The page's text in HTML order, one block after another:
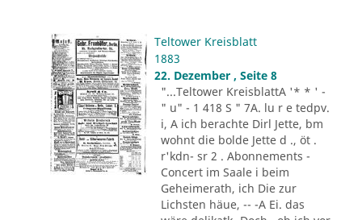
Teltower Kreisblatt
1883
22. Dezember , Seite 8
"...Teltower KreisblattA '* * ' -
" u" - 1 418 S " 7A. lu r e tedpv.
i, A ich berachte Dirl Jette, bm
wohnt die bolde Jette d ., öt .
r'kdn- sr 2 . Abonnements -
Concert im Saale i beim
Geheimerath, ich Die zur
Lichsten häue, -- -A Ei. das